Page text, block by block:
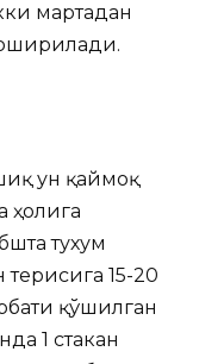
мартадан
ун қаймоқ
ҳолига
тухум
15-20
қўшилган
1 стакан